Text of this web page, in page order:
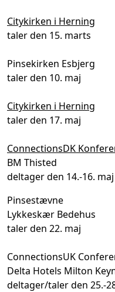
Citykirken i Herning
taler den 15. marts
Pinsekirken Esbjerg
taler den 10. maj
Citykirken i Herning
taler den 17. maj
ConnectionsDK
BM Thisted
deltager den 14.-16. maj
Pinsestævne
Lykkeskær Bedehus
taler den 22. maj
ConnectionsUK
Delta Hotels Milton
deltager/taler den 25.-